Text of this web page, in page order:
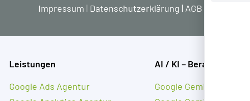
Impressum | Datenschutzerklärung | AGB
Leistungen
Google Ads Agentur
AI / KI – Beratung
Google Gemini